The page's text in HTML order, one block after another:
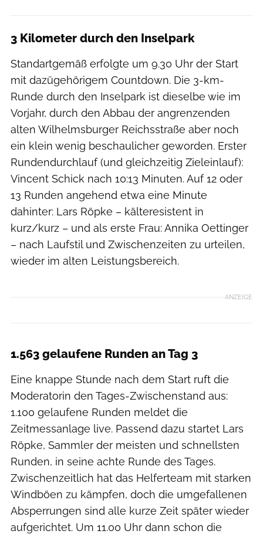
3 Kilometer durch den Inselpark
Standartgemäß erfolgte um 9.30 Uhr der Start
mit dazügehörigem Countdown. Die 3-km-
Runde durch den Inselpark ist dieselbe wie im
Vorjahr, durch den Abbau der angrenzenden
alten Wilhelmsburger Reichsstraße aber noch
ein klein wenig beschaulicher geworden. Erster
Rundendurchlauf (und gleichzeitig Zieleinlauf):
Vincent Schick nach 10:13 Minuten. Auf 12 oder
13 Runden angehend etwa eine Minute
dahinter: Lars Röpke – kälteresistent in
kurz/kurz – und als erste Frau: Annika Oettinger
– nach Laufstil und Zwischenzeiten zu urteilen,
wieder im alten Leistungsbereich.
ANZEIGE
1.563 gelaufene Runden an Tag 3
Eine knappe Stunde nach dem Start ruft die
Moderatorin den Tages-Zwischenstand aus:
1.100 gelaufene Runden meldet die
Zeitmessanlage live. Passend dazu startet Lars
Röpke, Sammler der meisten und schnellsten
Runden, in seine achte Runde des Tages.
Zwischenzeitlich hat das Helferteam mit starken
Windböen zu kämpfen, doch die umgefallenen
Absperrungen sind alle kurze Zeit später wieder
aufgerichtet. Um 11.00 Uhr dann schon die